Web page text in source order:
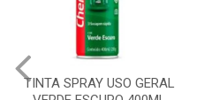
TINTA SPRAY USO GERAL